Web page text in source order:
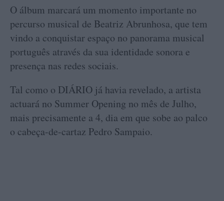
O álbum marcará um momento importante no
percurso musical de Beatriz Abrunhosa, que tem
vindo a conquistar espaço no panorama musical
português através da sua identidade sonora e
presença nas redes sociais.
Tal como o DIÁRIO já havia revelado, a artista
actuará no Summer Opening no mês de Julho,
mais precisamente a 4, dia em que sobe ao palco
o cabeça-de-cartaz Pedro Sampaio.